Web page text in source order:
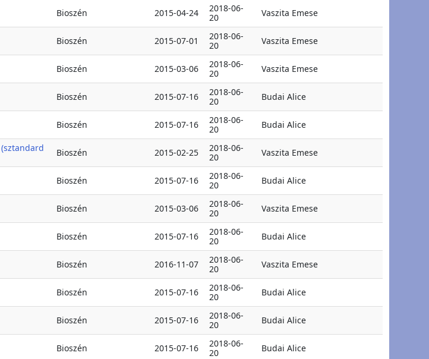
Bioszén 2015-04-24
2018-06-
20
Vaszita Emese
Bioszén 2015-07-01
2018-06-
20
Vaszita Emese
Bioszén 2015-03-06
2018-06-
20
Vaszita Emese
Bioszén 2015-07-16
2018-06-
20
Budai Alice
Bioszén 2015-07-16
2018-06-
20
Budai Alice
Bioszén 2015-02-25
2018-06-
20
Vaszita Emese
Bioszén 2015-07-16
2018-06-
20
Budai Alice
Bioszén 2015-03-06
2018-06-
20
Vaszita Emese
Bioszén 2015-07-16
2018-06-
20
Budai Alice
Bioszén 2016-11-07
2018-06-
20
Vaszita Emese
Bioszén 2015-07-16
2018-06-
20
Budai Alice
Bioszén 2015-07-16
2018-06-
20
Budai Alice
Bioszén 2015-07-16
2018-06-
20
Budai Alice